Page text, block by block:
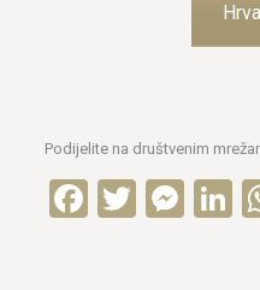
Podijelite na društvenim
Facebook
Twitter